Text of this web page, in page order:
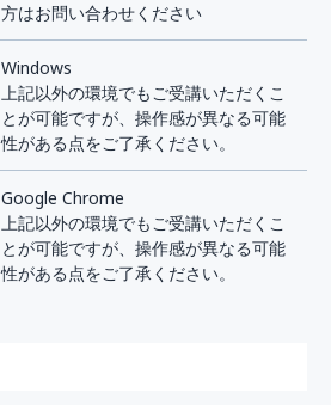
方はお問い合わせください
Windows
上記以外の環境でもご受講いただくこ
とが可能ですが、操作感が異なる可能
性がある点をご了承ください。
Google Chrome
上記以外の環境でもご受講いただくこ
とが可能ですが、操作感が異なる可能
性がある点をご了承ください。